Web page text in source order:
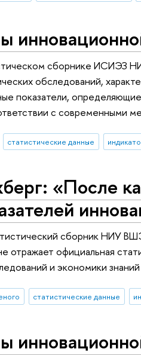
сборнике ИСИЭЗ
обследований,
показатели,
с современными
статистические данные
«После
сборник НИУ
отражает официальная
и экономики
статистические данные